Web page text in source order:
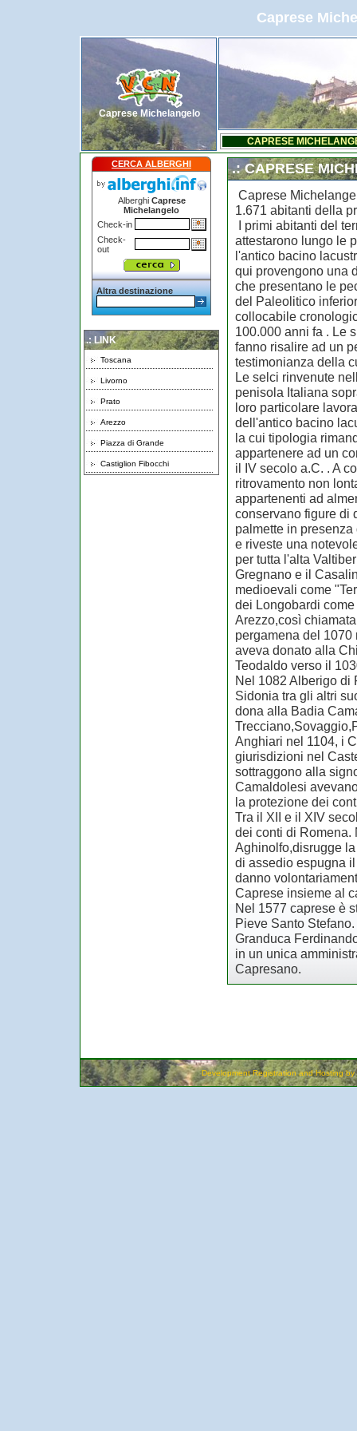
Caprese
Caprese Michelangelo
CAPRESE
CERCA ALBERGHI
Alberghi Caprese
Michelangelo
Check-in
Check-
out
Altra destinazione
.: LINK
Toscana
Livorno
Prato
Arezzo
Piazza di Grande
Castiglion Fibocchi
.: CAPRESE
Caprese
1.671 abitanti della
I primi abitanti del
attestarono lungo le
l'antico bacino
qui provengono una
che presentano le
del Paleolitico
collocabile
100.000 anni fa . Le
fanno risalire ad un
testimonianza della
Le selci rinvenute
penisola Italiana
loro particolare
dell'antico bacino
la cui tipologia
appartenere ad un
il IV secolo a.C. . A
ritrovamento non
appartenenti ad
conservano figure di
palmette in
e riveste una
per tutta l'alta
Gregnano e il
medioevali come
dei Longobardi
Arezzo,così
pergamena del
aveva donato alla
Teodaldo verso il
Nel 1082 Alberigo di
Sidonia tra gli altri
dona alla Badia
Anghiari nel 1104, i
giurisdizioni nel
sottraggono alla
Camaldolesi
la protezione dei
Tra il XII e il XIV
dei conti di Romena.
Aghinolfo,disrugge
di assedio espugna
danno
Caprese insieme al
Nel 1577 caprese è
Pieve Santo
Granduca
in un unica
Capresano.
Development Registration and Hosting by